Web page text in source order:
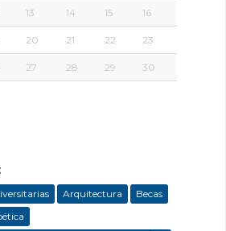
13 14 15 16
20 21 22 23
27 28 29 30
Arquitectura
Becas